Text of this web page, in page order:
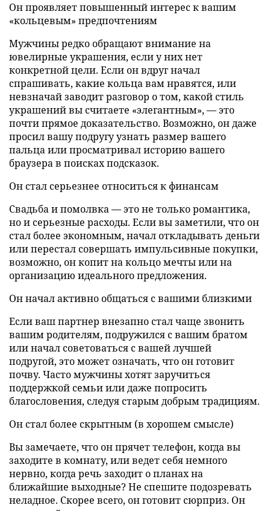
Он проявляет повышенный интерес к вашим
«кольцевым» предпочтениям
Мужчины редко обращают внимание на
ювелирные украшения, если у них нет
конкретной цели. Если он вдруг начал
спрашивать, какие кольца вам нравятся, или
невзначай заводит разговор о том, какой стиль
украшений вы считаете «элегантным», — это
почти прямое доказательство. Возможно, он даже
просил вашу подругу узнать размер вашего
пальца или просматривал историю вашего
браузера в поисках подсказок.
Он стал серьезнее относиться к финансам
Свадьба и помолвка — это не только романтика,
но и серьезные расходы. Если вы заметили, что он
стал более экономным, начал откладывать деньги
или перестал совершать импульсивные покупки,
возможно, он копит на кольцо мечты или на
организацию идеального предложения.
Он начал активно общаться с вашими близкими
Если ваш партнер внезапно стал чаще звонить
вашим родителям, подружился с вашим братом
или начал советоваться с вашей лучшей
подругой, это может означать, что он готовит
почву. Часто мужчины хотят заручиться
поддержкой семьи или даже попросить
благословения, следуя старым добрым традициям.
Он стал более скрытным (в хорошем смысле)
Вы замечаете, что он прячет телефон, когда вы
заходите в комнату, или ведет себя немного
нервно, когда речь заходит о планах на
ближайшие выходные? Не спешите подозревать
неладное. Скорее всего, он готовит сюрприз. Он